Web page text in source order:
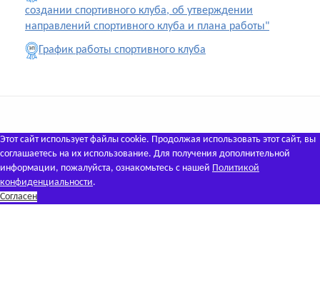
создании спортивного клуба, об утверждении
направлений спортивного клуба и плана работы"
График работы спортивного клуба
Этот сайт использует файлы cookie. Продолжая использовать этот сайт, вы
соглашаетесь на их использование. Для получения дополнительной
информации, пожалуйста, ознакомьтесь с нашей Политикой
конфиденциальности.
Согласен